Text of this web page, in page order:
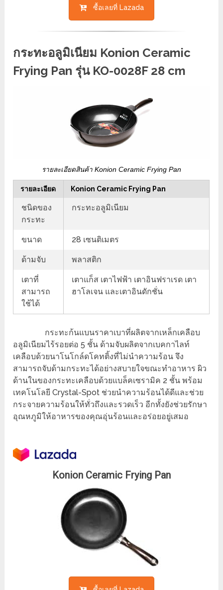
ซื้อเลยที่ Lazada
กระทะอลูมิเนียม Konion Ceramic
Frying Pan รุ่น KO-0028F 28 cm
รายละเอียดสินค้า Konion Ceramic Frying Pan
รายละเอียด Konion Ceramic Frying Pan
ชนิดของ
กระทะ
กระทะอลูมิเนียม
ขนาด 28 เซนติเมตร
ด้ามจับ พลาสติก
เตาที่
สามารถ
ใช้ได้
เตาแก็ส เตาไฟฟ้า เตาอินฟราเรด เตา
ฮาโลเจน และเตาอินดักชั่น
กระทะก้นแบนราคาเบาที่ผลิตจากเหล็กเคลือบ
อลูมิเนียมไร้รอยต่อ 5 ชั้น ด้ามจับผลิตจากเบคกาไลท์
เคลือบด้วยนาโนโกล์ดโคทติ้งที่ไม่นำความร้อน จึง
สามารถจับด้ามกระทะได้อย่างสบายใจขณะทำอาหาร ผิว
ด้านในของกระทะเคลือบด้วยแบล็คเซรามิค 2 ชั้น พร้อม
เทคโนโลยี Crystal-Spot ช่วยนำความร้อนได้ดีและช่วย
กระจายความร้อนให้ทั่วถึงและรวดเร็ว อีกทั้งยังช่วยรักษา
อุณหภูมิให้อาหารของคุณอุ่นร้อนและอร่อยอยู่เสมอ
Konion Ceramic Frying Pan